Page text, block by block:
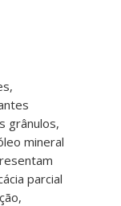
grânulos,
mineral
parcial